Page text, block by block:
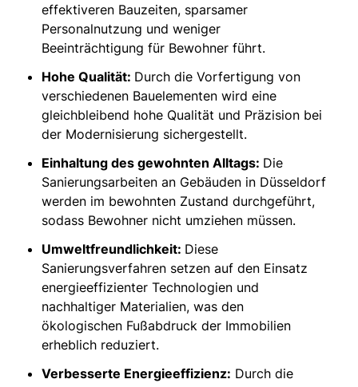
effektiveren Bauzeiten, sparsamer
Personalnutzung und weniger
Beeinträchtigung für Bewohner führt.
Hohe Qualität: Durch die Vorfertigung von
verschiedenen Bauelementen wird eine
gleichbleibend hohe Qualität und Präzision bei
der Modernisierung sichergestellt.
Einhaltung des gewohnten Alltags: Die
Sanierungsarbeiten an Gebäuden in Düsseldorf
werden im bewohnten Zustand durchgeführt,
sodass Bewohner nicht umziehen müssen.
Umweltfreundlichkeit: Diese
Sanierungsverfahren setzen auf den Einsatz
energieeffizienter Technologien und
nachhaltiger Materialien, was den
ökologischen Fußabdruck der Immobilien
erheblich reduziert.
Verbesserte Energieeffizienz: Durch die